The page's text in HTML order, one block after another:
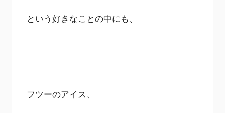
という好きなことの中にも、
フツーのアイス、